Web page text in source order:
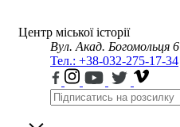
Центр міської історії
Вул. Акад. Богомольця 6
Тел.: +38-032-275-17-34